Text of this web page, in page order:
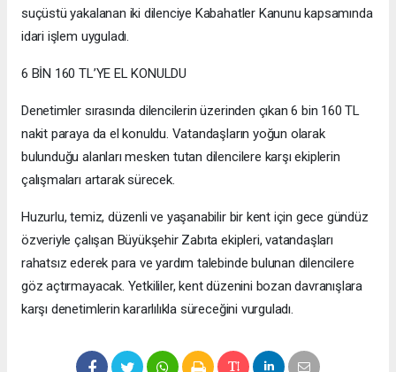
suçüstü yakalanan iki dilenciye Kabahatler Kanunu kapsamında
idari işlem uyguladı.
6 BİN 160 TL’YE EL KONULDU
Denetimler sırasında dilencilerin üzerinden çıkan 6 bin 160 TL
nakit paraya da el konuldu. Vatandaşların yoğun olarak
bulunduğu alanları mesken tutan dilencilere karşı ekiplerin
çalışmaları artarak sürecek.
Huzurlu, temiz, düzenli ve yaşanabilir bir kent için gece gündüz
özveriyle çalışan Büyükşehir Zabıta ekipleri, vatandaşları
rahatsız ederek para ve yardım talebinde bulunan dilencilere
göz açtırmayacak. Yetkililer, kent düzenini bozan davranışlara
karşı denetimlerin kararlılıkla süreceğini vurguladı.